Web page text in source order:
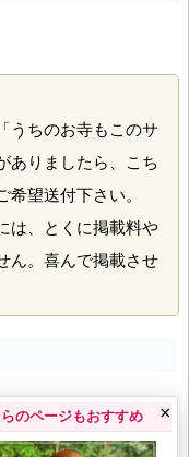
うちのお寺もこのサ
ありましたら、こち
希望送付下さい。
は、とくに掲載料や
ん。喜んで掲載させ
見表とともにお伝え
のページもおすすめ ×